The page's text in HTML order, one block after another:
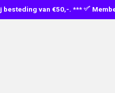
besteding van €50,-. ***